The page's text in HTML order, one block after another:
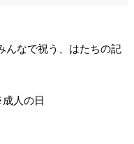
んなで祝う、はたちの記
人の日